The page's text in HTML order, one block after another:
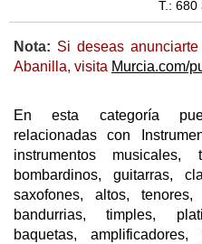
T.: 680
Nota: Si deseas
Abanilla, visita Murcia.com/
En esta categoría
relacionadas con
instrumentos musicales,
bombardinos, guitarras,
saxofones, altos,
bandurrias, timples,
baquetas,